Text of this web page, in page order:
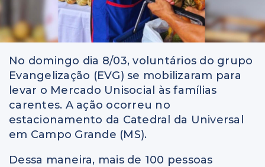
No domingo dia 8/03, voluntários do grupo
Evangelização (EVG) se mobilizaram para
levar o Mercado Unisocial às famílias
carentes. A ação ocorreu no
estacionamento da Catedral da Universal
em Campo Grande (MS).
Dessa maneira, mais de 100 pessoas